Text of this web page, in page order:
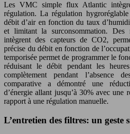
Les VMC simple flux Atlantic
régulation. La régulation
débit d’air en fonction du taux
et limitant la surconsommation. Des
intègrent des capteurs de CO2,
précise du débit en fonction de
temporisée permet de programmer le
réduisant le débit pendant les
complètement pendant l’absence
comparative a démontré une
d’énergie allant jusqu’à 30% avec une
rapport à une régulation manuelle.
L’entretien des filtres: un geste